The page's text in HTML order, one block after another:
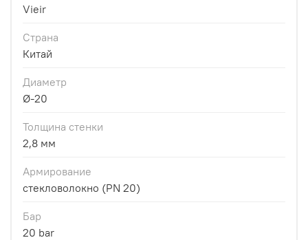
Vieir
Страна
Китай
Диаметр
Ø-20
Толщина стенки
2,8 мм
Армирование
стекловолокно (PN 20)
Бар
20 bar